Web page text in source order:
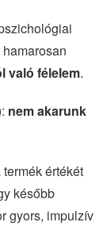
való félelem.
nem akarunk
értékét
később
gyors, impulzív